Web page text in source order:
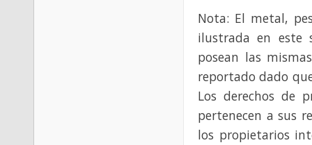
Nota: El metal,
ilustrada en este
posean las
reportado dado
Los derechos de
pertenecen a sus
los propietarios